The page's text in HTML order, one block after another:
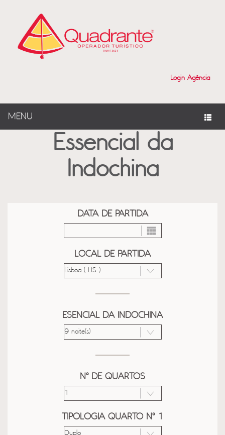
Login Agência
MENU
Essencial da
Indochina
DATA DE PARTIDA
LOCAL DE PARTIDA
ESENCIAL DA INDOCHINA
Nº DE QUARTOS
TIPOLOGIA QUARTO Nº 1